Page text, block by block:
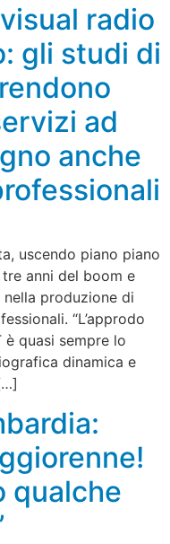
radio
gli studi di
ad
anche
uscendo piano piano
anni del boom e
produzione di
“L’approdo
quasi sempre lo
dinamica e
qualche